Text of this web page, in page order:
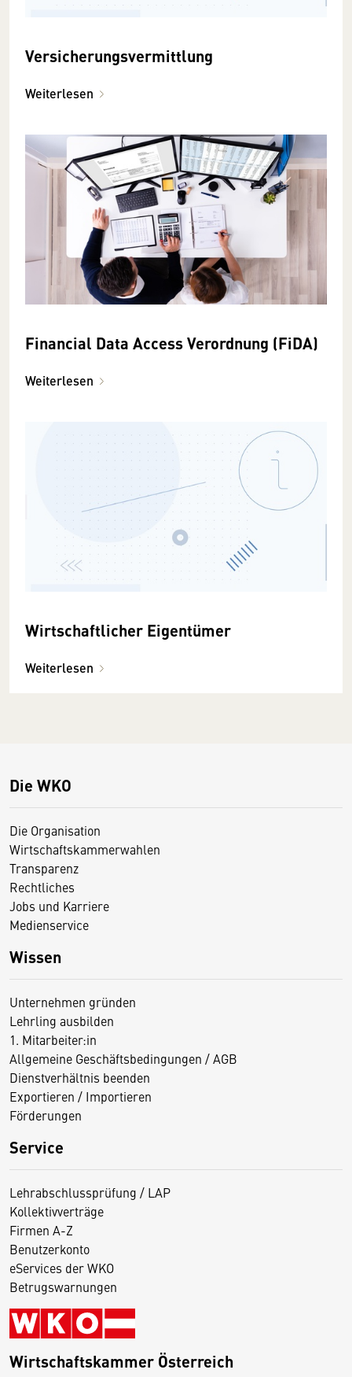
Versicherungsvermittlung
Weiterlesen
Financial Data Access Verordnung (FiDA)
Weiterlesen
Wirtschaftlicher Eigentümer
Weiterlesen
Die WKO
Die Organisation
Wirtschaftskammerwahlen
Transparenz
Rechtliches
Jobs und Karriere
Medienservice
Wissen
Unternehmen gründen
Lehrling ausbilden
1. Mitarbeiter:in
Allgemeine Geschäftsbedingungen / AGB
Dienstverhältnis beenden
Exportieren / Importieren
Förderungen
Service
Lehrabschlussprüfung / LAP
Kollektivverträge
Firmen A-Z
Benutzerkonto
eServices der WKO
Betrugswarnungen
Wirtschaftskammer Österreich